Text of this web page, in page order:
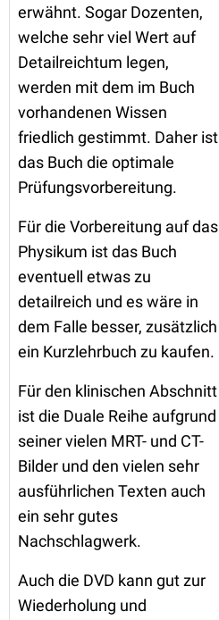
erwähnt. Sogar Dozenten,
welche sehr viel Wert auf
Detailreichtum legen,
werden mit dem im Buch
vorhandenen Wissen
friedlich gestimmt. Daher ist
das Buch die optimale
Prüfungsvorbereitung.
Für die Vorbereitung auf das
Physikum ist das Buch
eventuell etwas zu
detailreich und es wäre in
dem Falle besser, zusätzlich
ein Kurzlehrbuch zu kaufen.
Für den klinischen Abschnitt
ist die Duale Reihe aufgrund
seiner vielen MRT- und CT-
Bilder und den vielen sehr
ausführlichen Texten auch
ein sehr gutes
Nachschlagwerk.
Auch die DVD kann gut zur
Wiederholung und